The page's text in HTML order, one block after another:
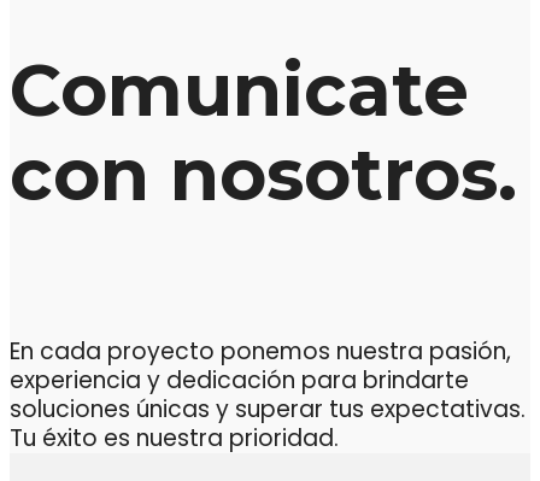
Comunicate
con nosotros.
En cada proyecto ponemos nuestra pasión,
experiencia y dedicación para brindarte
soluciones únicas y superar tus expectativas.
Tu éxito es nuestra prioridad.